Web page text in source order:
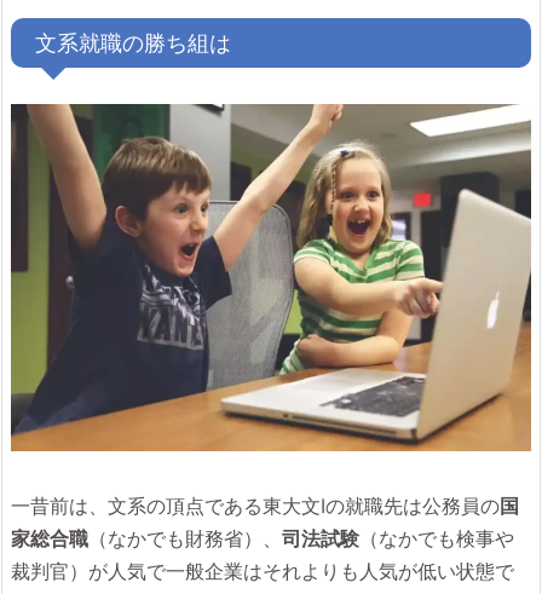
文系就職の勝ち組は
一昔前は、文系の頂点である東大文Ⅰの就職先は公務員の国
家総合職 （なかでも財務省）、 司法試験 （なかでも検事や
裁判官）が人気で一般企業はそれよりも人気が低い状態で